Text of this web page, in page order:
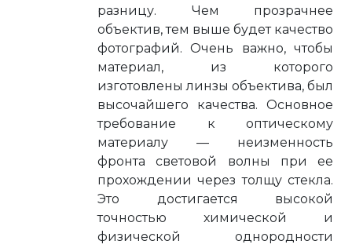
разницу. Чем прозрачнее
объектив, тем выше будет качество
фотографий. Очень важно, чтобы
материал, из которого
изготовлены линзы объектива, был
высочайшего качества. Основное
требование к оптическому
материалу — неизменность
фронта световой волны при ее
прохождении через толщу стекла.
Это достигается высокой
точностью химической и
физической однородности